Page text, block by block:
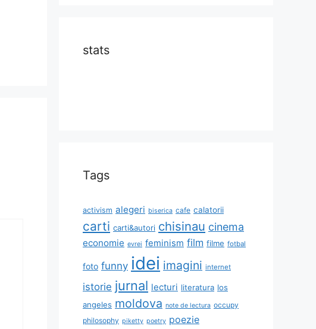
stats
Tags
activism alegeri biserica cafe calatorii
carti carti&autori chisinau cinema
economie evrei feminism film filme fotbal
foto funny idei imagini internet
istorie jurnal lecturi literatura los
angeles moldova note de lectura occupy
philosophy piketty poetry poezie